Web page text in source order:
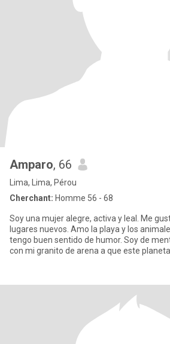
Amparo, 66
Lima, Lima, Pérou
Cherchant: Homme 56 - 68
Soy una mujer alegre, activa y leal. Me
lugares nuevos. Amo la playa y los
tengo buen sentido de humor. Soy de
con mi granito de arena a que este